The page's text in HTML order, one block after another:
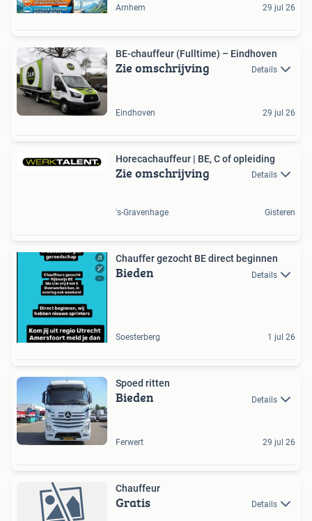
Arnhem 29 jul 26
BE-chauffeur (Fulltime) – Eindhoven
Zie omschrijving Details
Eindhoven 29 jul 26
Horecachauffeur | BE, C of opleiding
Zie omschrijving Details
's-Gravenhage Gisteren
Chauffer gezocht BE direct beginnen
Bieden Details
Soesterberg 1 jul 26
Spoed ritten
Bieden Details
Ferwert 29 jul 26
Chauffeur
Gratis Details